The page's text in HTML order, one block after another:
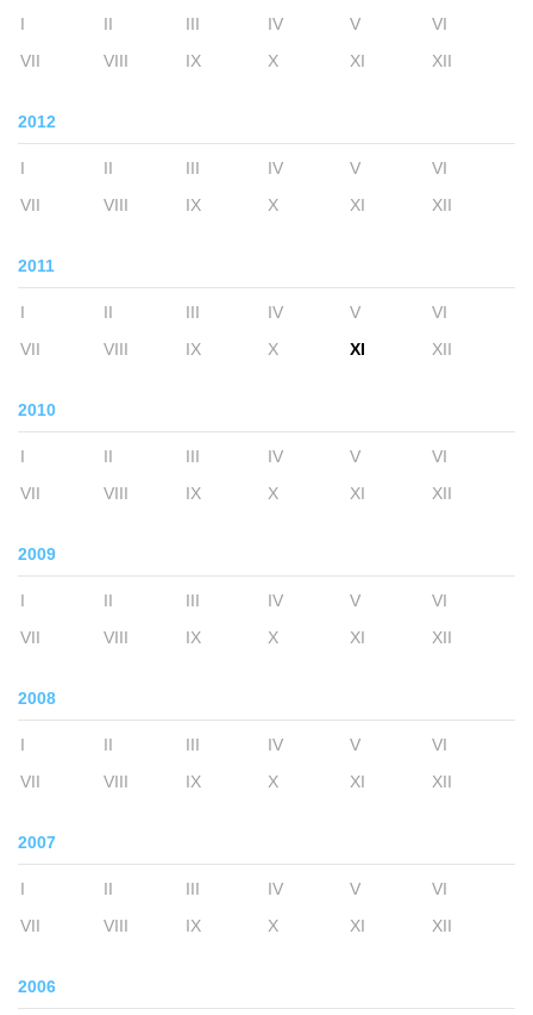
I II III IV V
VI
VII
VIII IX X XI XII
2012
I II III IV V
VI
VII
VIII IX X XI XII
2011
I II III IV V
VI
VII
VIII IX X XI XII
2010
I II III IV V
VI
VII
VIII IX X XI XII
2009
I II III IV V
VI
VII
VIII IX X XI XII
2008
I II III IV V
VI
VII
VIII IX X XI XII
2007
I II III IV V
VI
VII
VIII IX X XI XII
2006